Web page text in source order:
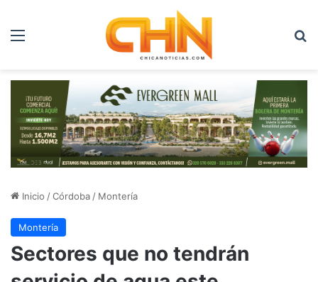
Menú
Inicio /Córdoba / Montería
Montería
Sectores que no tendrán